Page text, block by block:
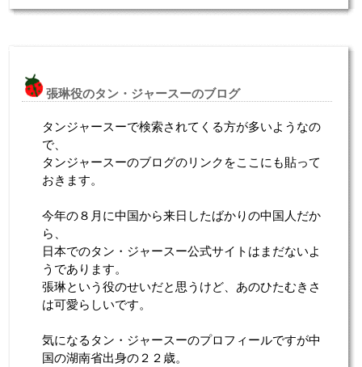
張琳役のタン・ジャースーのブログ
タンジャースーで検索されてくる方が多いようなの
で、
タンジャースーのブログのリンクをここにも貼って
おきます。
今年の８月に中国から来日したばかりの中国人だか
ら、
日本でのタン・ジャースー公式サイトはまだないよ
うであります。
張琳という役のせいだと思うけど、あのひたむきさ
は可愛らしいです。
気になるタン・ジャースーのプロフィールですが中
国の湖南省出身の２２歳。